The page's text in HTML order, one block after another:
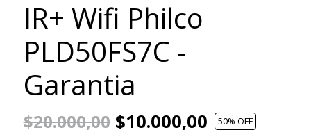
IR+ Wifi Philco
PLD50FS7C -
Garantia
$20.000,00$10.000,00 50% OFF